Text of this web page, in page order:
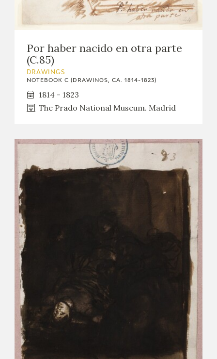
Por haber nacido en otra parte
(C.85)
DRAWINGS
NOTEBOOK C (DRAWINGS, CA. 1814-1823)
1814 - 1823
The Prado National Museum. Madrid